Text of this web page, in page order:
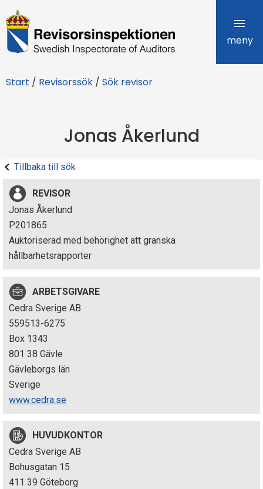
R
e
i
r
s
i
n
s
p
e
k
t
i
o
n
e
n
meny
Start / Revisorssök / Sök revisor
Jonas Åkerlund
Tillbaka till sök
REVISOR
Jonas Åkerlund
P201865
Auktoriserad med behörighet att granska
hållbarhetsrapporter
ARBETSGIVARE
Cedra Sverige AB
559513-6275
Box 1343
801 38 Gävle
Gävleborgs län
Sverige
www.cedra.se
HUVUDKONTOR
Cedra Sverige AB
Bohusgatan 15
411 39 Göteborg